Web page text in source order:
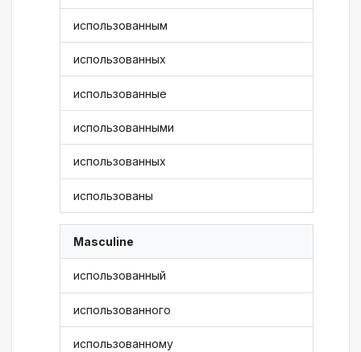
использованным
использованных
использованные
использованными
использованных
использованы
Masculine
использованный
использованного
использованному